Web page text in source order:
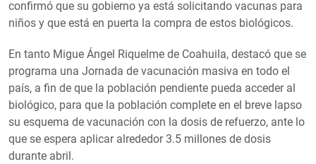
confirmó que su gobierno ya está solicitando vacunas para
niños y que está en puerta la compra de estos biológicos.
En tanto Migue Ángel Riquelme de Coahuila, destacó que se
programa una Jornada de vacunación masiva en todo el
país, a fin de que la población pendiente pueda acceder al
biológico, para que la población complete en el breve lapso
su esquema de vacunación con la dosis de refuerzo, ante lo
que se espera aplicar alrededor 3.5 millones de dosis
durante abril.